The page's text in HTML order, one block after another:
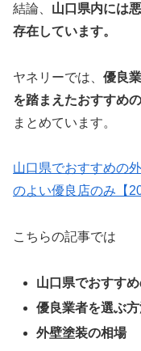
結論、 山口県内には
存在しています。
ヤネリーでは、 優良
を踏まえたおすすめ
まとめています。
山口県でおすすめの
のよい優良店のみ【
こちらの記事では
山口県でおすす
優良業者を選ぶ
外壁塗装の相場